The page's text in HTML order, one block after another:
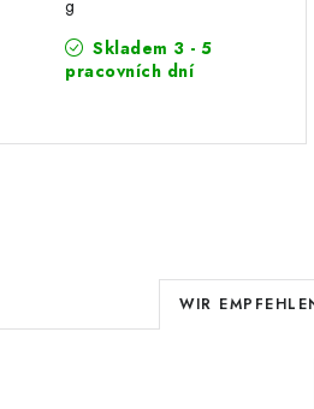
g
Skladem 3 - 5
pracovních dní
P
r
WIR